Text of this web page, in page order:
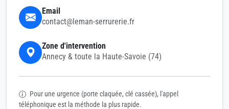
Email
contact@leman-serrurerie.fr
Zone d'intervention
Annecy & toute la Haute-Savoie (74)
Pour une urgence (porte claquée, clé cassée), l'appel
téléphonique est la méthode la plus rapide.